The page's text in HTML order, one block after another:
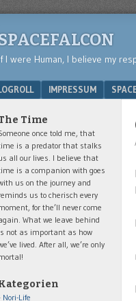
I were Human, I believe my
TO CONTENTIMPRESSUM
Time
once told me, that
is a predator that stalks
all our lives. I believe that
is a companion with goes
us on the journey and
us to cherisch every
for the’ll never come
What we leave behind
not as important as how
lived. After all, we’re only
Nori-Life